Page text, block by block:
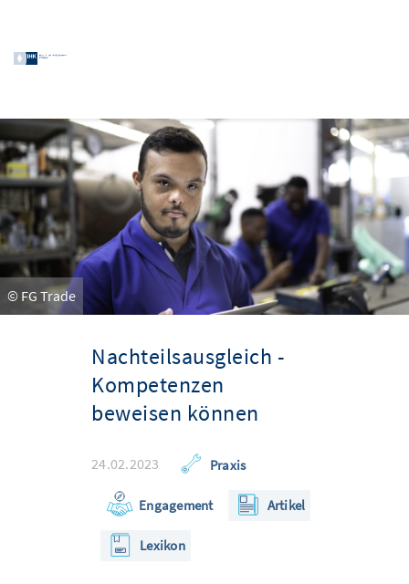
© FG Trade
Nachteilsausgleich -
Kompetenzen
beweisen können
24.02.2023 Praxis
Engagement Artikel
Lexikon